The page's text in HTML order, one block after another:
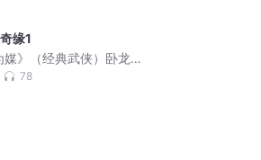
缘1
媒》（经典武侠）卧龙
78